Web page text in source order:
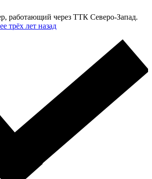
работающий через ТТК Северо-Запад.
трёх лет назад